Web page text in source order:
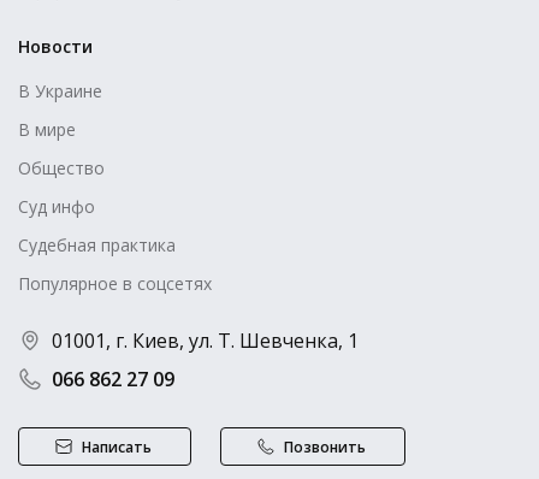
Новости
В Украине
В мире
Общество
Суд инфо
Судебная практика
Популярное в соцсетях
066 862 27 09
01001, г. Киев, ул. Т. Шевченка, 1
Написать Позвонить